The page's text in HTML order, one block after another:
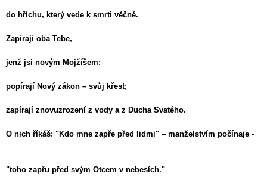
do hříchu, který vede k smrti věčné.
Zapírají oba Tebe,
jenž jsi novým Mojžíšem;
popírají Nový zákon – svůj křest;
zapírají znovuzrození z vody a z Ducha Svatého.
O nich říkáš: "Kdo mne zapře před lidmi" – manželstvím počínaje -
"toho zapřu před svým Otcem v nebesích."